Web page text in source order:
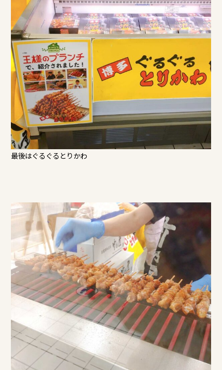
最後はぐるぐるとりかわ